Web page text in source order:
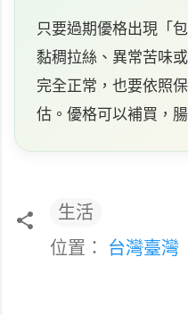
只要過期優格出現「
黏稠拉絲、異常苦味
完全正常，也要依照
估。優格可以補買，
生活
位置： 台灣臺灣